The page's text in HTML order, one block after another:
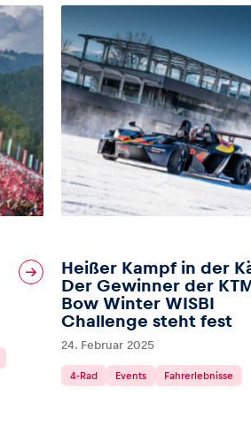
Heißer Kampf in der
Der Gewinner der
Bow Winter WISBI
Challenge steht fest
24. Februar 2025
4-Rad Events Fahrerlebnisse